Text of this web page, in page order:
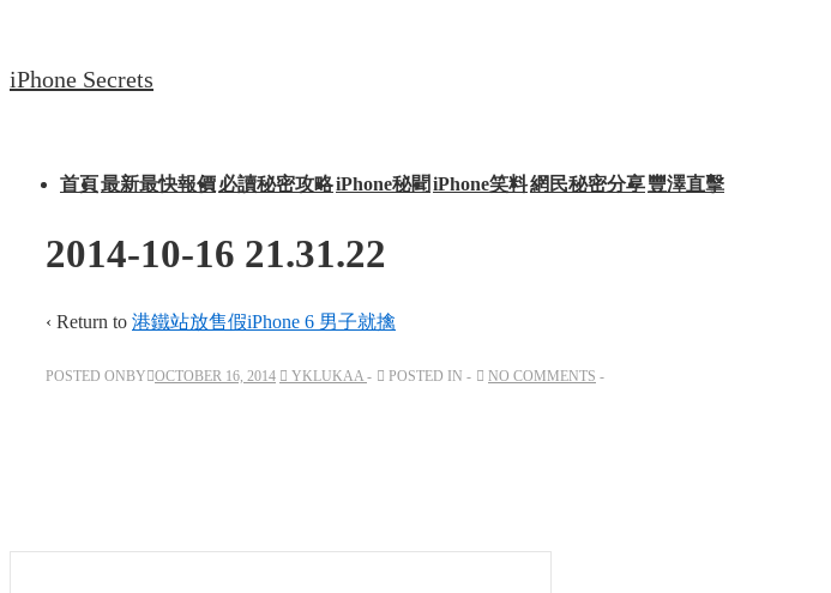
to
iPhone Secrets
Main
首頁最新最快報價必讀秘密攻略iPhone秘聞 iPhone笑料網民秘密分享豐澤直擊
2014-10-16 21.31.22
‹ Return to 港鐵站放售假iPhone 6 男子就擒
POSTED ONBY OCTOBER 16, 2014 YKLUKAA POSTED IN NO COMMENTS